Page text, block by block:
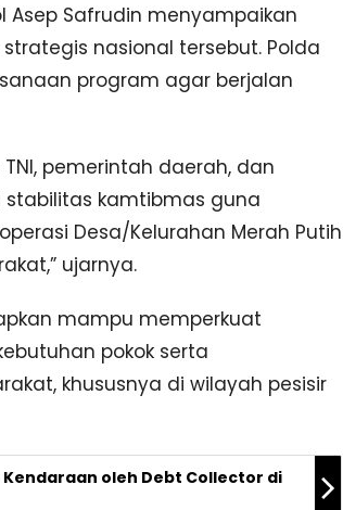
Asep Safrudin menyampaikan
nasional tersebut. Polda
program agar berjalan
pemerintah daerah, dan
kamtibmas guna
Desa/Kelurahan Merah Putih
ujarnya.
mampu memperkuat
pokok serta
khususnya di wilayah pesisir
oleh Debt Collector di